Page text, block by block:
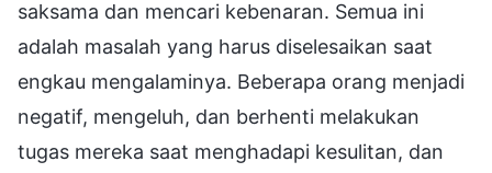
saksama dan mencari kebenaran. Semua ini
adalah masalah yang harus diselesaikan saat
engkau mengalaminya. Beberapa orang menjadi
negatif, mengeluh, dan berhenti melakukan
tugas mereka saat menghadapi kesulitan, dan